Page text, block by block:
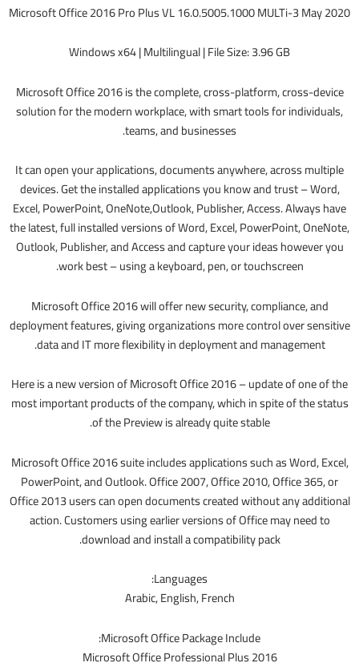
Microsoft Office 2016 Pro Plus VL 16.0.5005.1000 MULTi-3 May 2020
Windows x64 | Multilingual | File Size: 3.96 GB
Microsoft Office 2016 is the complete, cross-platform, cross-device
solution for the modern workplace, with smart tools for individuals,
teams, and businesses.
It can open your applications, documents anywhere, across multiple
devices. Get the installed applications you know and trust – Word,
Excel, PowerPoint, OneNote,Outlook, Publisher, Access. Always have
the latest, full installed versions of Word, Excel, PowerPoint, OneNote,
Outlook, Publisher, and Access and capture your ideas however you
work best – using a keyboard, pen, or touchscreen.
Microsoft Office 2016 will offer new security, compliance, and
deployment features, giving organizations more control over sensitive
data and IT more flexibility in deployment and management.
Here is a new version of Microsoft Office 2016 – update of one of the
most important products of the company, which in spite of the status
of the Preview is already quite stable.
Microsoft Office 2016 suite includes applications such as Word, Excel,
PowerPoint, and Outlook. Office 2007, Office 2010, Office 365, or
Office 2013 users can open documents created without any additional
action. Customers using earlier versions of Office may need to
download and install a compatibility pack.
Languages:
Arabic, English, French
Microsoft Office Package Include:
Microsoft Office Professional Plus 2016